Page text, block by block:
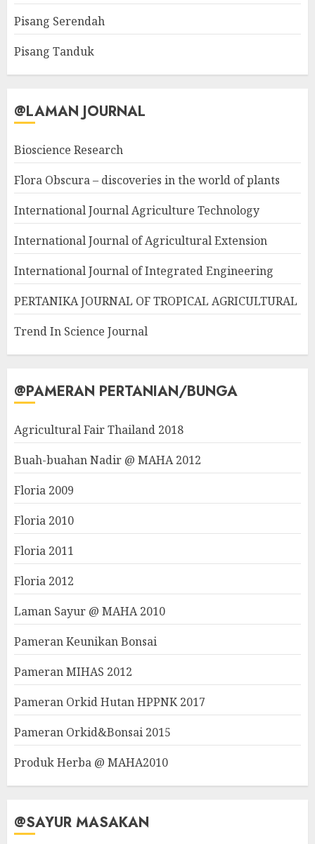
Pisang Serendah
Pisang Tanduk
@LAMAN JOURNAL
Bioscience Research
Flora Obscura – discoveries in the world of plants
International Journal Agriculture Technology
International Journal of Agricultural Extension
International Journal of Integrated Engineering
PERTANIKA JOURNAL OF TROPICAL AGRICULTURAL
Trend In Science Journal
@PAMERAN PERTANIAN/BUNGA
Agricultural Fair Thailand 2018
Buah-buahan Nadir @ MAHA 2012
Floria 2009
Floria 2010
Floria 2011
Floria 2012
Laman Sayur @ MAHA 2010
Pameran Keunikan Bonsai
Pameran MIHAS 2012
Pameran Orkid Hutan HPPNK 2017
Pameran Orkid&Bonsai 2015
Produk Herba @ MAHA2010
@SAYUR MASAKAN